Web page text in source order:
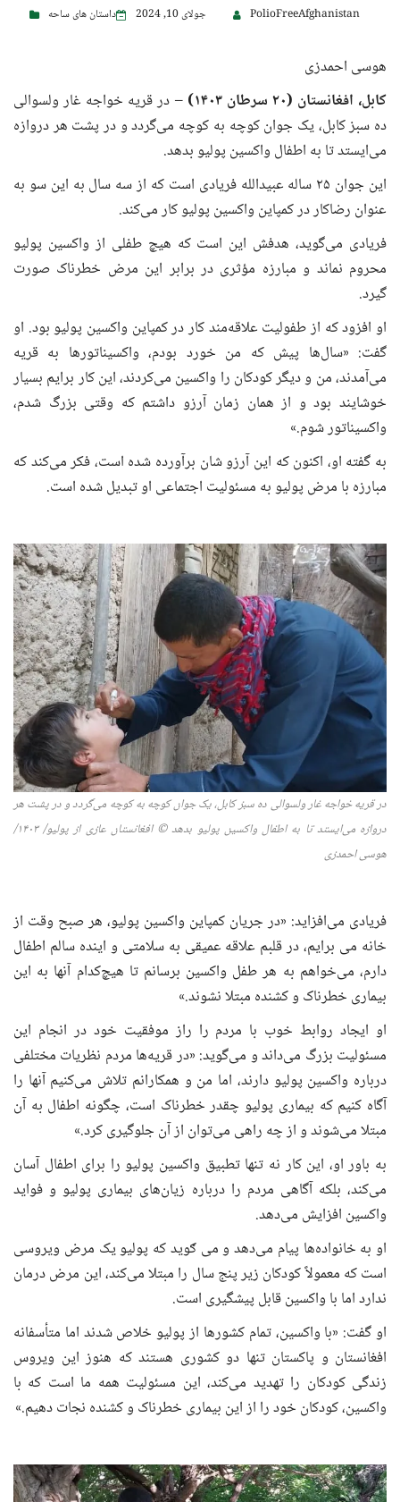
PolioFreeAfghanistan جولای 10, 2024 داستان های ساحه
هوسی احمدزی
کابل، افغانستان (۲۰ سرطان۱۴۰۳) – در قریه خواجه غار ولسوالی
ده سبز کابل، یک جوان کوچه به کوچه می‌گردد و در پشت هر دروازه
می‌ایستد تا به اطفال واکسین پولیو بدهد.
این جوان ۲۵ ساله عبیدالله فریادی است که از سه سال به این سو به
عنوان رضاکار در کمپاین واکسین پولیو کار می‌کند.
فریادی می‌گوید، هدفش این است که هیچ طفلی از واکسین پولیو
محروم نماند و مبارزه مؤثری در برابر این مرض خطرناک صورت
گیرد.
او افزود که از طفولیت علاقه‌مند کار در کمپاین واکسین پولیو بود. او
گفت: «سال‌ها پیش که من خورد بودم، واکسیناتورها به قریه
می‌آمدند، من و دیگر کودکان را واکسین می‌کردند، این کار برایم بسیار
خوشایند بود و از همان زمان آرزو داشتم که وقتی بزرگ شدم،
واکسیناتور شوم.»
به گفته او، اکنون که این آرزو شان برآورده شده است، فکر می‌کند که
مبارزه با مرض پولیو به مسئولیت اجتماعی او تبدیل شده است.
در قریه خواجه غار ولسوالی ده سبز کابل، یک جوانکوچه به کوچه می‌گردد و در پشت هر
دروازه می‌ایستد تا به اطفالواکسین پولیو بدهد © افغانستان عازی از پولیو/ ۱۴۰۳
/
هوسیاحمدزی
فریادی می‌افزاید: «در جریان کمپاین واکسین پولیو، هر صبح وقت از
خانه می برایم، در قلبم علاقه عمیقی به سلامتی و اینده سالم اطفال
دارم، می‌خواهم به هر طفل واکسین برسانم تا هیچ‌کدام آنها به این
بیماری خطرناک و کشنده مبتلا نشوند.»
او ایجاد روابط خوب با مردم را راز موفقیت خود در انجام این
مسئولیت بزرگ می‌داند و می‌گوید: «در قریه‌ها مردم نظریات مختلفی
درباره واکسین پولیو دارند، اما من و همکارانم تلاش می‌کنیم آنها را
آگاه کنیم که بیماری پولیو چقدر خطرناک است، چگونه اطفال به آن
مبتلا می‌شوند و از چه راهی می‌توان از آن جلوگیری کرد.»
به باور او، این کار نه تنها تطبیق واکسین پولیو را برای اطفال آسان
می‌کند، بلکه آگاهی مردم را درباره زیان‌های بیماری پولیو و فواید
واکسین افزایش می‌دهد.
او به خانواده‌ها پیام می‌دهد و می ګوید که پولیو یک مرض ویروسی
است که معمولاً کودکان زیر پنج سال را مبتلا می‌کند، این مرض درمان
ندارد اما با واکسین قابل پیشگیری است.
او گفت: «با واکسین، تمام کشورها از پولیو خلاص شدند اما متأسفانه
افغانستان و پاکستان تنها دو کشوری هستند که هنوز این ویروس
زندگی کودکان را تهدید می‌کند، این مسئولیت همه ما است که با
واکسین، کودکان خود را از این بیماری خطرناک و کشنده نجات دهیم.»